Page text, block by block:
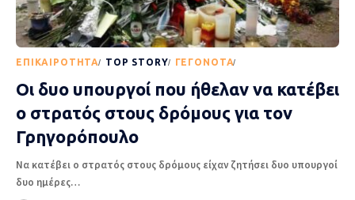
EΠΙΚΑΙΡΌΤΗΤΑ TOP STORY ΓΕΓΟΝΌΤΑ
Οι δυο υπουργοί που ήθελαν να κατέβει
ο στρατός στους δρόμους για τον
Γρηγορόπουλο
Να κατέβει ο στρατός στους δρόμους είχαν ζητήσει δυο υπουργοί
δυο ημέρες…